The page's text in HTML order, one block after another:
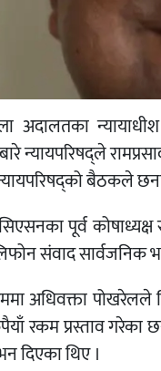
अदालतका
न्यायपरिषद्‍ले
बैठकले
पूर्व
संवाद सार्वजनिक
अधिवक्ता पोखरेलले
रकम प्रस्ताव गरेका
दिएका थिए ।